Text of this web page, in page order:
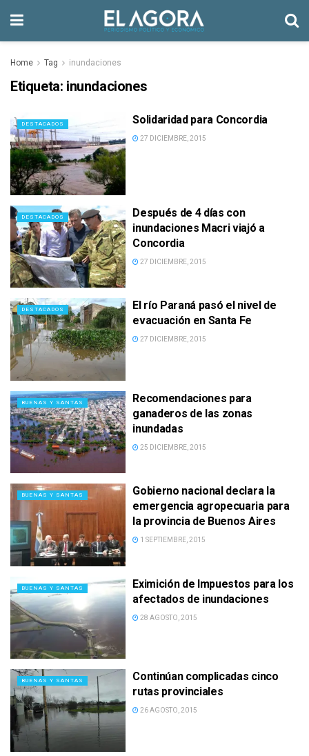
Home Tag inundaciones
Etiqueta: inundaciones
DESTACADOS Solidaridad para Concordia
27 DICIEMBRE, 2015
DESTACADOS
Después de 4 días con
inundaciones Macri viajó a
Concordia
27 DICIEMBRE, 2015
DESTACADOS
El río Paraná pasó el nivel de
evacuación en Santa Fe
27 DICIEMBRE, 2015
BUENAS Y SANTAS
Recomendaciones para
ganaderos de las zonas
inundadas
25 DICIEMBRE, 2015
BUENAS Y SANTAS
Gobierno nacional declara la
emergencia agropecuaria para
la provincia de Buenos Aires
1 SEPTIEMBRE, 2015
BUENAS Y SANTAS
Eximición de Impuestos para los
afectados de inundaciones
28 AGOSTO, 2015
BUENAS Y SANTAS
Continúan complicadas cinco
rutas provinciales
26 AGOSTO, 2015